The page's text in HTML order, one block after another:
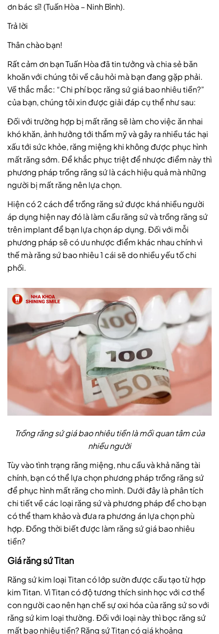
ơn bác sĩ! (Tuấn Hòa – Ninh Bình).
Trả lời
Thân chào bạn!
Rất cảm ơn bạn Tuấn Hòa đã tin tưởng và chia sẻ băn
khoăn với chúng tôi về câu hỏi mà bạn đang gặp phải.
Về thắc mắc: “Chi phí bọc răng sứ giá bao nhiêu tiền?”
của bạn, chúng tôi xin được giải đáp cụ thể như sau:
Đối với trường hợp bị mất răng sẽ làm cho việc ăn nhai
khó khăn, ảnh hưởng tới thẩm mỹ và gây ra nhiều tác hại
xấu tới sức khỏe, răng miệng khi không được phục hình
mất răng sớm. Để khắc phục triệt để nhược điểm này thì
phương pháp trồng răng sứ là cách hiệu quả mà những
người bị mất răng nên lựa chọn.
Hiện có 2 cách để trồng răng sứ được khá nhiều người
áp dụng hiện nay đó là làm cầu răng sứ và trồng răng sứ
trên implant để bạn lựa chọn áp dụng. Đối với mỗi
phương pháp sẽ có ưu nhược điểm khác nhau chính vì
thế mà răng sứ bao nhiêu 1 cái sẽ do nhiều yếu tố chi
phối.
Trồng răng sứ giá bao nhiêu tiền là mối quan tâm của
nhiều người
Tùy vào tình trạng răng miệng, nhu cầu và khả năng tài
chính, bạn có thể lựa chọn phương pháp trồng răng sứ
để phục hình mất răng cho mình. Dưới đây là phân tích
chi tiết về các loại răng sứ và phương pháp để cho bạn
có thể tham khảo và đưa ra phương án lựa chọn phù
hợp. Đồng thời biết được làm răng sứ giá bao nhiêu
tiền?
Giá răng sứ Titan
Răng sứ kim loại Titan có lớp sườn được cấu tạo từ hợp
kim Titan. Vì Titan có độ tương thích sinh học với cơ thể
con người cao nên hạn chế sự oxi hóa của răng sứ so với
răng sứ kim loại thường. Đối với loại này thì bọc răng sứ
mất bao nhiêu tiền? Răng sứ Titan có giá khoảng